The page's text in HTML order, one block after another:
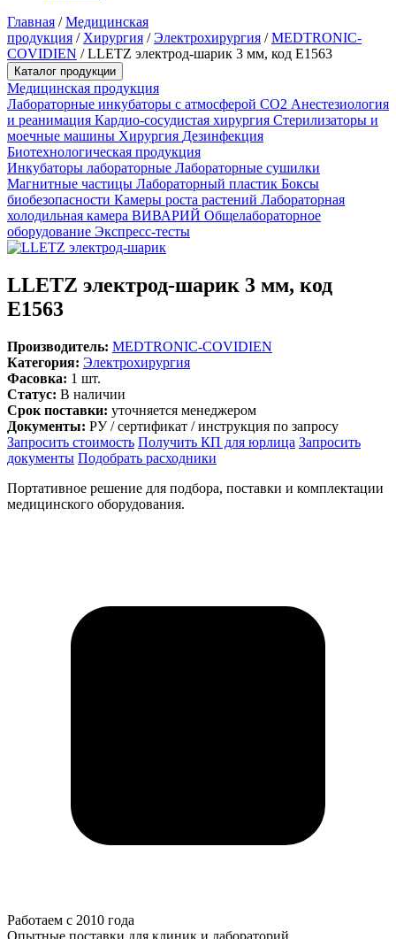
Главная /Медицинская
продукция / Хирургия /Электрохирургия /MEDTRONIC-
COVIDIEN /LLETZ электрод-шарик 3 мм, код E1563
Каталог продукции
Медицинская продукция
Лабораторные инкубаторы с атмосферой CO2 Анестезиология
и реанимация Кардио-сосудистая хирургия Стерилизаторы и
моечные машины Хирургия Дезинфекция
Биотехнологическая продукция
Инкубаторы лабораторные Лабораторные сушилки
Магнитные частицы Лабораторный пластик Боксы
биобезопасности Камеры роста растений Лабораторная
холодильная камера ВИВАРИЙ Общелабораторное
оборудование Экспресс-тесты
LLETZ электрод-шарик 3 мм, код
E1563
Производитель: MEDTRONIC-COVIDIEN
Категория: Электрохирургия
Фасовка: 1 шт.
Статус: В наличии
Срок поставки: уточняется менеджером
Документы: РУ / сертификат / инструкция по запросу
Запросить стоимость Получить КП для юрлица Запросить
документы Подобрать расходники
Портативное решение для подбора, поставки и комплектации
медицинского оборудования.
Работаем с 2010 года
Опытные поставки для клиник и лабораторий.